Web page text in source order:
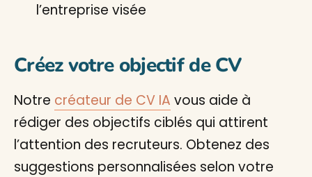
l’entreprise visée
Créez votre objectif de CV
Notre créateur de CV IA vous aide à
rédiger des objectifs ciblés qui attirent
l’attention des recruteurs. Obtenez des
suggestions personnalisées selon votre